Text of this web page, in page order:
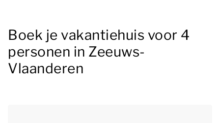
Boek je vakantiehuis voor 4
personen in Zeeuws-
Vlaanderen